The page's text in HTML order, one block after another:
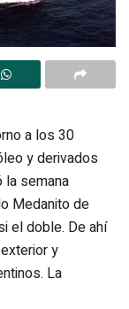
a los 30
y derivados
la semana
Medanito de
el doble. De ahí
y
La